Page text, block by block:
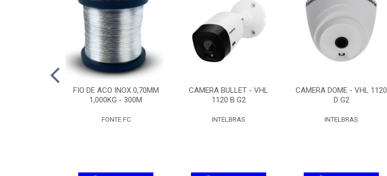
FIO DE ACO INOX 0,70MM
1,000KG - 300M
FONTE FC
CAMERA BULLET - VHL
1120 B G2
INTELBRAS
CAMERA DOME - VHL 1120
D G2
INTELBRAS